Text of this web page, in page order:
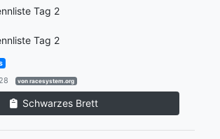
Tag 2
Tag 2
von racesystem.org
Schwarzes Brett